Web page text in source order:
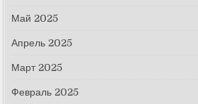
Май 2025
Апрель 2025
Март 2025
Февраль 2025